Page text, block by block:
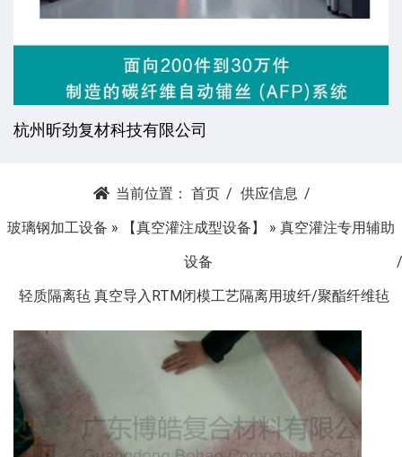
杭州昕劲复材科技有限公司
当前位置： 首页
供应信息
玻璃钢加工设备 » 【真空灌注成型设备】 » 真空灌注专用辅助
设备
轻质隔离毡 真空导入RTM闭模工艺隔离用玻纤/聚酯纤维毡